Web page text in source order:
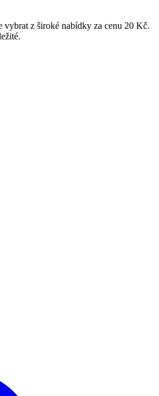
vybrat z široké nabídky za cenu 20 Kč.